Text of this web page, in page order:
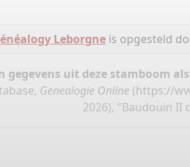
Leborgneis opgesteld
gegevens uit deze stamboom
Genealogie Online (https://
2026), "Baudouin II